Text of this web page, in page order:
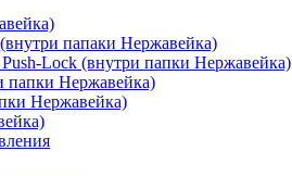
папаки Нержавейка)
Lock (внутри папки Нержавейка)
папки Нержавейка)
Нержавейка)